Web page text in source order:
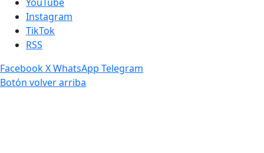
Instagram
TikTok
RSS
FacebookXWhatsApp Telegram
Botón volver arriba